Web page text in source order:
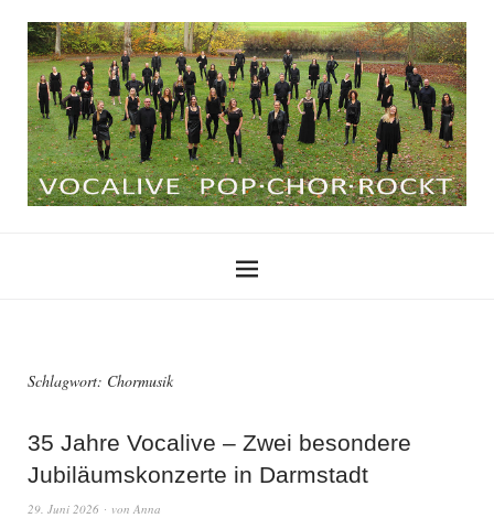
Schlagwort: Chormusik
35 Jahre Vocalive – Zwei besondere
Jubiläumskonzerte in Darmstadt
29. Juni 2026 von Anna